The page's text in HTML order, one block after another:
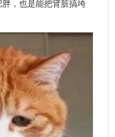
，也是能把肾脏搞垮